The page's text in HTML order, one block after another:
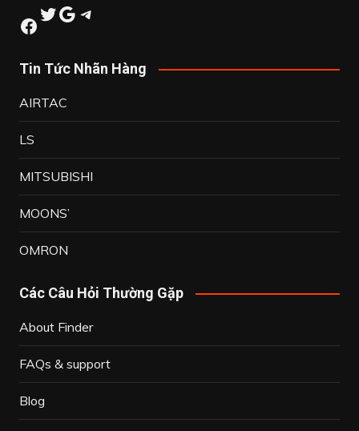
Facebook
Twitter
Google
Telegram
Tin Tức Nhãn Hàng
AIRTAC
LS
MITSUBISHI
MOONS’
OMRON
Các Câu Hỏi Thường Gặp
About Finder
FAQs & support
Blog